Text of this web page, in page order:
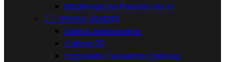
Moderadores Pressão de Ar
  ARMAS USADAS
Canos Justapostos
Calibre 20
Caçadeira Pequenos Calibres